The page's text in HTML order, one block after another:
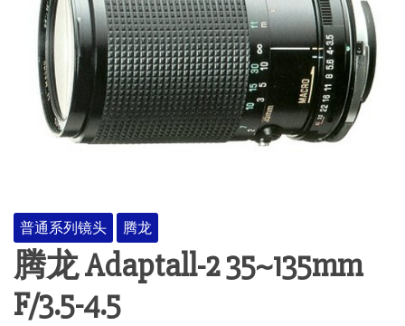
普通系列镜头 腾龙
腾龙 Adaptall-2 35~135mm
F/3.5-4.5